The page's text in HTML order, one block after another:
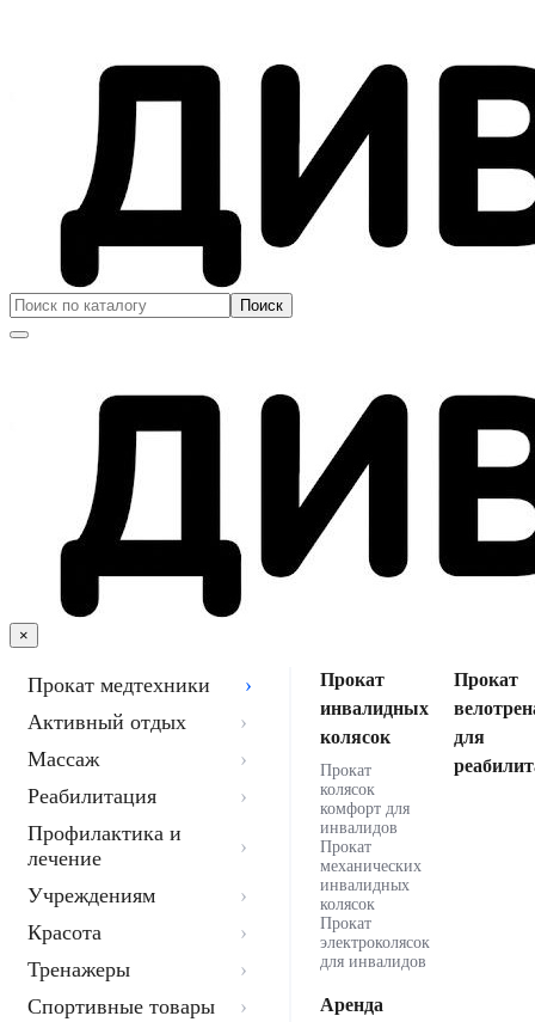
×
Прокат медтехники
Активный отдых
Массаж
Реабилитация
Профилактика и
лечение
Учреждениям
Красота
Тренажеры
Спортивные товары
Прокат
инвалидных
колясок
Прокат
колясок
комфорт для
инвалидов
Прокат
механических
инвалидных
колясок
Прокат
электроколясок
для инвалидов
Прокат
для
Аренда